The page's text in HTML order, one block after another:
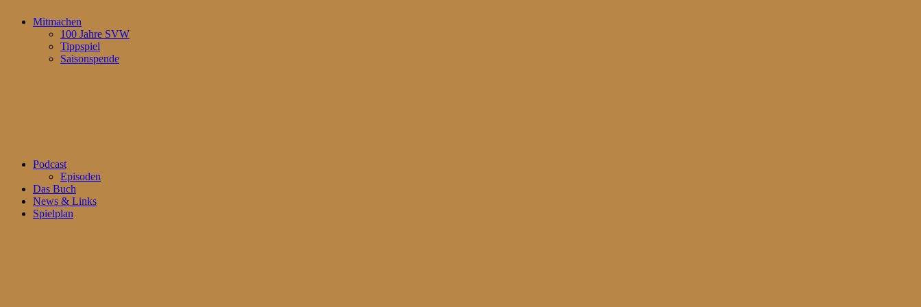
Mitmachen
100 Jahre SVW
Tippspiel
Saisonspende
Podcast
Episoden
Das Buch
News & Links
Spielplan